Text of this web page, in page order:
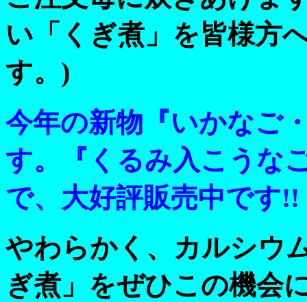
い「くぎ煮」を皆様方
す。)
今年の新物『いかなご
す。『くるみ入こうな
で、大好評販売中です!!
やわらかく、カルシウ
ぎ煮」をぜひこの機会